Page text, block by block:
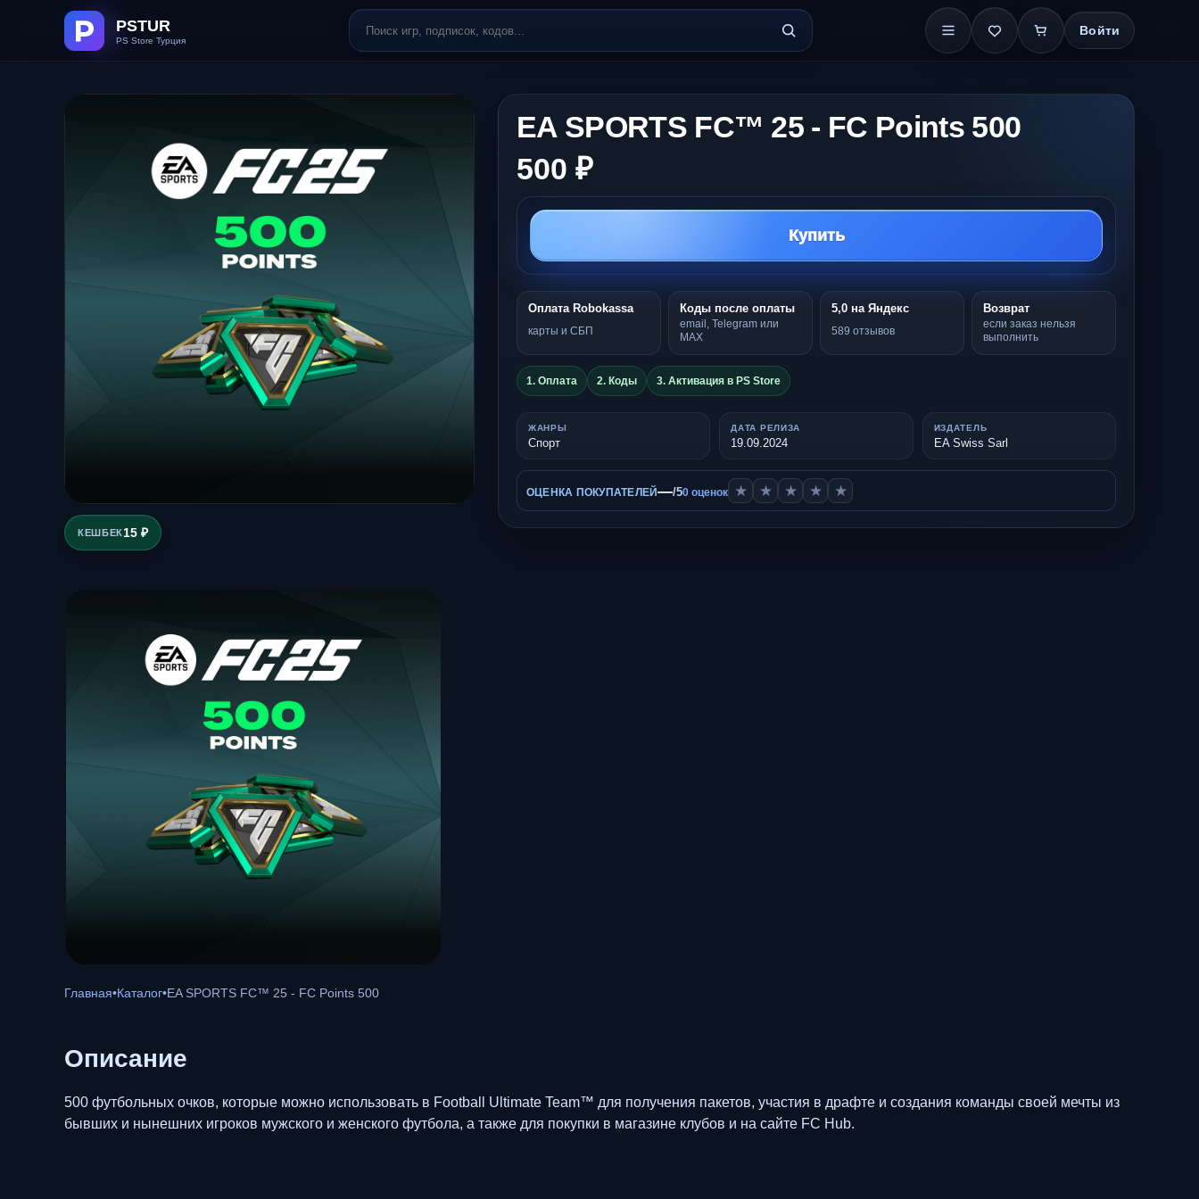
Войти
КЕШБЕК15 ₽
EA SPORTS FC™ 25 - FC Points 500
500 ₽
Купить
Оплата Robokassa
карты и СБП
Коды после оплаты
email, Telegram или
MAX
5,0 на Яндекс
589 отзывов
Возврат
если заказ нельзя
выполнить
1. Оплата 2. Коды 3. Активация в PS Store
ЖАНРЫ
Спорт
ДАТА РЕЛИЗА
19.09.2024
ИЗДАТЕЛЬ
EA Swiss Sarl
ОЦЕНКА ПОКУПАТЕЛЕЙ—/50 оценок ★ ★ ★ ★ ★
Главная•Каталог•EA SPORTS FC™ 25 - FC Points 500
Описание
500 футбольных очков, которые можно использовать в Football Ultimate Team™ для получения пакетов, участия в драфте и создания команды своей мечты из
бывших и нынешних игроков мужского и женского футбола, а также для покупки в магазине клубов и на сайте FC Hub.